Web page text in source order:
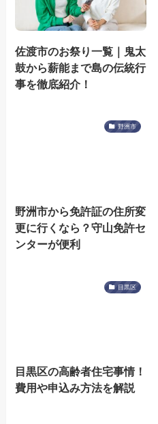
佐渡市のお祭り一覧｜鬼太
鼓から薪能まで島の伝統行
事を徹底紹介！
野洲市
野洲市から免許証の住所変
更に行くなら？守山免許セ
ンターが便利
目黒区
目黒区の高齢者住宅事情！
費用や申込み方法を解説